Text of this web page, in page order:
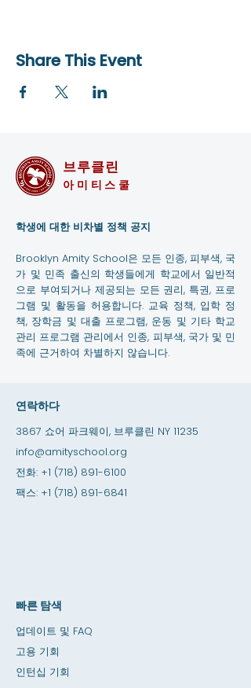
Share This Event
브루클린
아미티스쿨
학생에 대한 비차별 정책 공지
Brooklyn Amity School은 모든 인종, 피부색, 국
가 및 민족 출신의 학생들에게 학교에서 일반적
으로 부여되거나 제공되는 모든 권리, 특권, 프로
그램 및 활동을 허용합니다. 교육 정책, 입학 정
책, 장학금 및 대출 프로그램, 운동 및 기타 학교
관리 프로그램 관리에서 인종, 피부색, 국가 및 민
족에 근거하여 차별하지 않습니다.
연락하다
3867 쇼어 파크웨이, 브루클린 NY 11235
info@amityschool.org
전화: +1 (718) 891-6100
팩스: +1 (718) 891-6841
빠른 탐색
업데이트 및 FAQ
고용 기회
인턴십 기회